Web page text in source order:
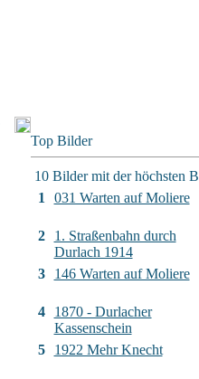
Top Bilder
10 Bilder mit der höchsten
1
031 Warten auf Moliere
2
1. Straßenbahn durch
Durlach 1914
3
146 Warten auf Moliere
4
1870 - Durlacher
Kassenschein
5
1922 Mehr Knecht